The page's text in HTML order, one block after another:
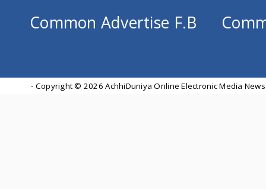
Common Advertise F.B
- Copyright © 2026 AchhiDuniya Online Electronic Media